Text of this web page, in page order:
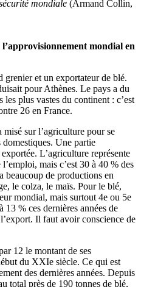
mondiale (Armand Collin,
mondial en
grenier et un exportateur de blé.
pour Athènes. Le pays a du
les plus vastes du continent : c’est
26 en France.
misé sur l’agriculture pour se
domestiques. Une partie
L’agriculture représente
mais c’est 30 à 40 % des
beaucoup de productions en
le colza, le maïs. Pour le blé,
mondial, mais surtout 4e ou 5e
% ces dernières années de
Il faut avoir conscience de
12 le montant de ses
du XXIe siècle. Ce qui est
des dernières années. Depuis
total près de 190 tonnes de blé,